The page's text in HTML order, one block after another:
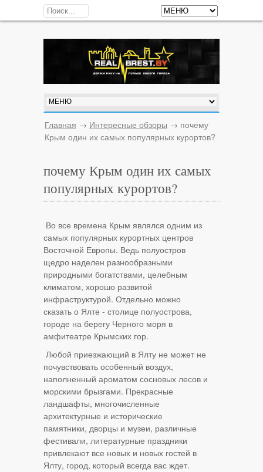
Главная → Интересные обзоры → почему
Крым один их самых популярных курортов?
почему Крым один их самых
популярных курортов?
Во все времена Крым являлся одним из
самых популярных курортных центров
Восточной Европы. Ведь полуостров
щедро наделен разнообразными
природными богатствами, целебным
климатом, хорошо развитой
инфраструктурой. Отдельно можно
сказать о Ялте - столице полуострова,
городе на берегу Черного моря в
амфитеатре Крымских гор.
Любой приезжающий в Ялту не может не
почувствовать особенный воздух,
наполненный ароматом сосновых лесов и
морскими брызгами. Прекрасные
ландшафты, многочисленные
архитектурные и исторические
памятники, дворцы и музеи, различные
фестивали, литературные праздники
привлекают все новых и новых гостей в
Ялту, город, который всегда вас ждет.